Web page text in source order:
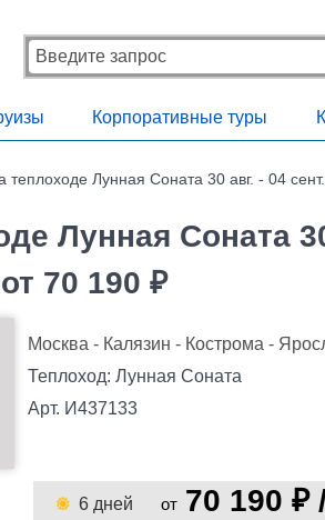
Корпоративные туры
теплоходе Лунная Соната 30 авг. - 04
Лунная Соната
70 190 ₽
Москва - Калязин - Кострома -
Теплоход: Лунная Соната
Арт. И437133
6 дней от 70 190 ₽